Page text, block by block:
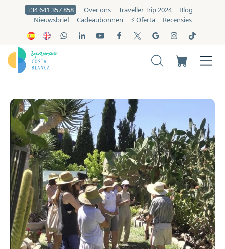
+34 641 357 858 Over ons Traveller Trip 2024
Blog
Nieuwsbrief
Cadeaubonnen ⚡️ Oferta Recensies